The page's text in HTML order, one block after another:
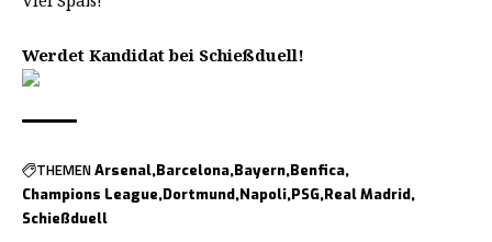
Werdet Kandidat bei Schießduell!
THEMENArsenal Barcelona Bayern Benfica
Champions League Dortmund Napoli PSG Real Madrid
Schießduell